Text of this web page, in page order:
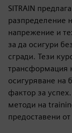
SITRAIN
разпределение
напрежение и
за да осигури
сгради. Тези
трансформация
осигуряване на
фактор за
методи на
предоставени